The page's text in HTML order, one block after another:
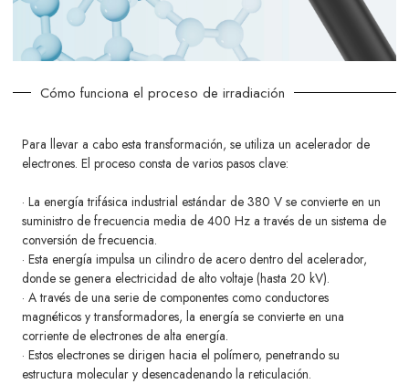
Cómo funciona el proceso de irradiación
Para llevar a cabo esta transformación, se utiliza un acelerador de
electrones. El proceso consta de varios pasos clave:
· La energía trifásica industrial estándar de 380 V se convierte en un
suministro de frecuencia media de 400 Hz a través de un sistema de
conversión de frecuencia.
· Esta energía impulsa un cilindro de acero dentro del acelerador,
donde se genera electricidad de alto voltaje (hasta 20 kV).
· A través de una serie de componentes como conductores
magnéticos y transformadores, la energía se convierte en una
corriente de electrones de alta energía.
· Estos electrones se dirigen hacia el polímero, penetrando su
estructura molecular y desencadenando la reticulación.